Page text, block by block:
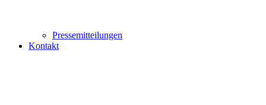
Pressemitteilungen
Kontakt